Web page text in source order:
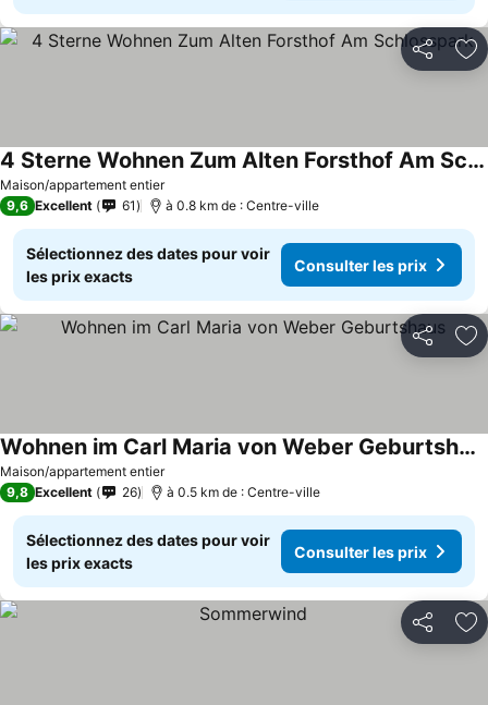
Partager
Maison/appartement entier
4 Sterne Wohnen Zum Alten Forsthof Am Schlosspark
9,6 Excellent 61 à 0.8 km de : Centre-ville
Sélectionnez des dates pour voir
les prix exacts
Consulter les prix
Partager
Maison/appartement entier
Wohnen im Carl Maria von Weber Geburtshaus
9,8 Excellent 26 à 0.5 km de : Centre-ville
Sélectionnez des dates pour voir
les prix exacts
Consulter les prix
Partager